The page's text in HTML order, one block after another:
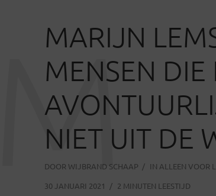
MARIJN
MENSEN DIE
NIET UIT DE
DOOR WIJBRAND SCHAAP IN ALLEEN VOOR
30 JANUARI 2021
2 MINUTEN LEESTIJD
M